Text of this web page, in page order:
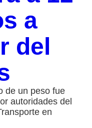
a
del
de un peso fue
autoridades del
en